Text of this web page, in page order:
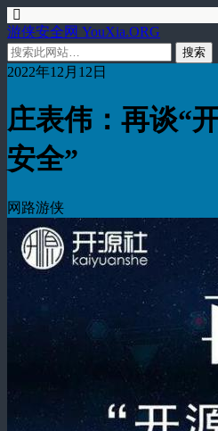
游侠安全网 YouXia.ORG
2022年12月12日
庄表伟：再谈“
安全”
网路游侠